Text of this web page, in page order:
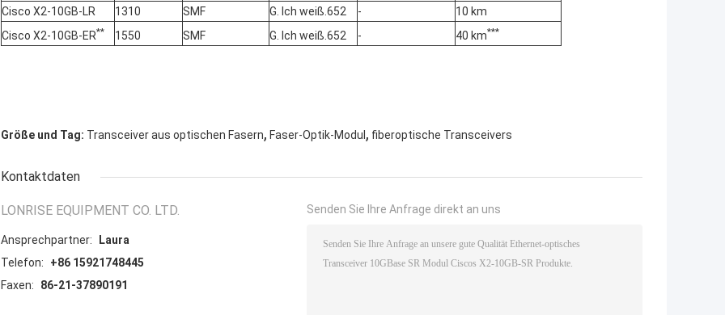
Cisco X2-10GB-LR
1310 SMF G. Ich weiß.652 -
10 km
Cisco X2-10GB-ER** 1550 SMF G. Ich weiß.652 - 40 km***
Größe und Tag: Transceiver aus optischen Fasern, Faser-Optik-Modul , fiberoptische Transceivers
Kontaktdaten
LONRISE EQUIPMENT CO. LTD.
Ansprechpartner:
Laura
Telefon:
+86 15921748445
Faxen:
86-21-37890191
Senden Sie Ihre Anfrage direkt an uns